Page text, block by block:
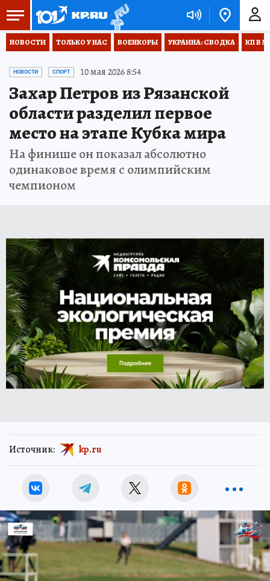
НОВОСТИ ТОЛЬКО У НАС ВОЕНКОРЫ УКРАИНА: СВОДКА КП В
НОВОСТИ СПОРТ 10 мая 2026 8:54
Захар Петров из Рязанской
области разделил первое
место на этапе Кубка мира
На финише он показал абсолютно
одинаковое время с олимпийским
чемпионом
Источник: kp.ru